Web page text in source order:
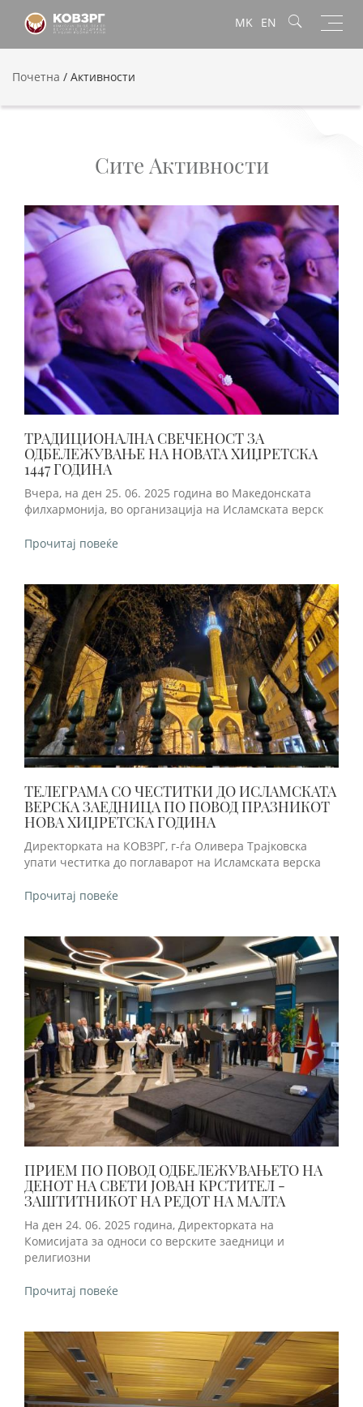
MK EN
Почетна / Активности
Сите Активности
ТРАДИЦИОНАЛНА СВЕЧЕНОСТ ЗА
ОДБЕЛЕЖУВАЊЕ НА НОВАТА ХИЏРЕТСКА
1447 ГОДИНА
Вчера, на ден 25. 06. 2025 година во Македонската
филхармонија, во организација на Исламската верск
Прочитај повеќе
ТЕЛЕГРАМА СО ЧЕСТИТКИ ДО ИСЛАМСКАТА
ВЕРСКА ЗАЕДНИЦА ПО ПОВОД ПРАЗНИКОТ
НОВА ХИЏРЕТСКА ГОДИНА
Директорката на КОВЗРГ, г-ѓа Оливера Трајковска
упати честитка до поглаварот на Исламската верска
Прочитај повеќе
ПРИЕМ ПО ПОВОД ОДБЕЛЕЖУВАЊЕТО НА
ДЕНОТ НА СВЕТИ ЈОВАН КРСТИТЕЛ -
ЗАШТИТНИКОТ НА РЕДОТ НА МАЛТА
На ден 24. 06. 2025 година, Директорката на
Комисијата за односи со верските заедници и
религиозни
Прочитај повеќе